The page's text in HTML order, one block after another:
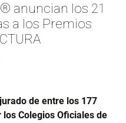
anuncian los 21
a los Premios
de entre los 177
Colegios Oficiales de